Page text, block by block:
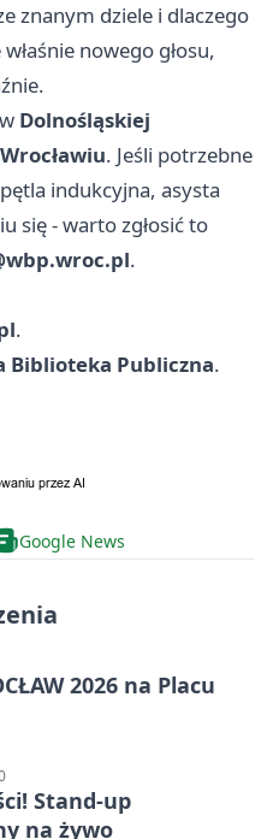
znanym dziele i dlaczego
nowego głosu,
Dolnośląskiej
. Jeśli potrzebne
indukcyjna, asysta
się - warto zgłosić to
.
.
Biblioteka Publiczna.
Google News
2026 na Placu
Stand-up
na żywo